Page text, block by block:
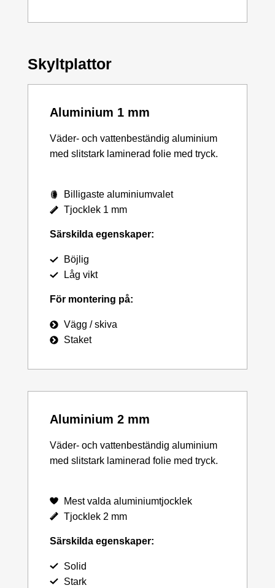
Skyltplattor
Aluminium 1 mm
Väder- och vattenbeständig aluminium
med slitstark laminerad folie med tryck.
Billigaste aluminiumvalet
Tjocklek 1 mm
Särskilda egenskaper:
Böjlig
Låg vikt
För montering på:
Vägg / skiva
Staket
Aluminium 2 mm
Väder- och vattenbeständig aluminium
med slitstark laminerad folie med tryck.
Mest valda aluminiumtjocklek
Tjocklek 2 mm
Särskilda egenskaper:
Solid
Stark